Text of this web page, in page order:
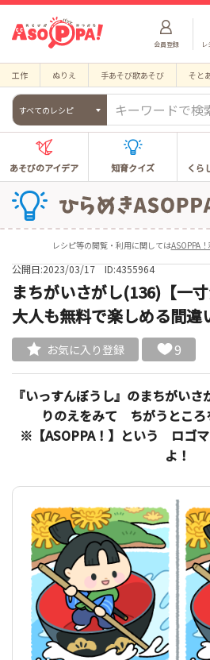
会員登録 レ
工作 ぬりえ 手あそび歌あそび そと
すべてのレシピ
あそびのアイデア 知育クイズ くら
レシピ等の閲覧・利用に関してはASOPPA
公開日:2023/03/17 ID:4355964
まちがいさがし(136)【一
大人も無料で楽しめる間違
お気に入り登録 9
『いっすんぼうし』のまちがい
りのえをみて ちがうところ
※【ASOPPA！】という ロゴ
よ！